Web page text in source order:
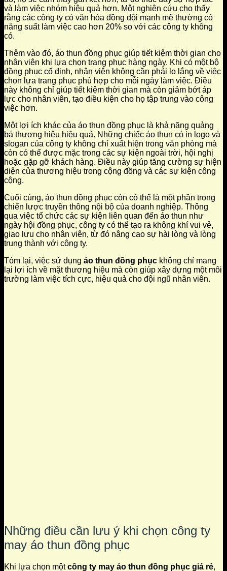
và làm việc nhóm hiệu quả hơn. Một nghiên cứu cho thấy
rằng các công ty có văn hóa đồng đội mạnh mẽ thường có
năng suất làm việc cao hơn 20% so với các công ty không
có.
Thêm vào đó, áo thun đồng phục giúp tiết kiệm thời gian cho
nhân viên khi lựa chọn trang phục hàng ngày. Khi có một bộ
đồng phục cố định, nhân viên không cần phải lo lắng về việc
chọn lựa trang phục phù hợp cho mỗi ngày làm việc. Điều
này không chỉ giúp tiết kiệm thời gian mà còn giảm bớt áp
lực cho nhân viên, tạo điều kiện cho họ tập trung vào công
việc hơn.
Một lợi ích khác của áo thun đồng phục là khả năng quảng
bá thương hiệu hiệu quả. Những chiếc áo thun có in logo và
slogan của công ty không chỉ xuất hiện trong văn phòng mà
còn có thể được mặc trong các sự kiện ngoài trời, hội nghị
hoặc gặp gỡ khách hàng. Điều này giúp tăng cường sự hiện
diện của thương hiệu trong cộng đồng và các sự kiện công
cộng.
Cuối cùng, áo thun đồng phục còn có thể là một phần trong
chiến lược truyền thông nội bộ của doanh nghiệp. Thông
qua việc tổ chức các sự kiện liên quan đến áo thun như
ngày hội đồng phục, công ty có thể tạo ra không khí vui vẻ,
giao lưu cho nhân viên, từ đó nâng cao sự hài lòng và lòng
trung thành với công ty.
Tóm lại, việc sử dụng áo thun đồng phục không chỉ mang
lại lợi ích về mặt thương hiệu mà còn giúp xây dựng một môi
trường làm việc tích cực, hiệu quả cho đội ngũ nhân viên.
Những điều cần lưu ý khi chọn công ty
may áo thun đồng phục
Khi lựa chọn mộtcông ty may áo thun đồng phục giá rẻ,